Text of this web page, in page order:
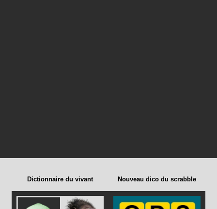
Dictionnaire du vivant Nouveau dico du scrabble